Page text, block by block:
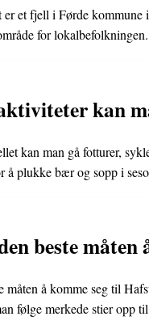
et fjell i Førde
for lokalbefolkningen.
kan
kan man gå fotturer,
å plukke bær og sopp i
beste
måten å komme seg til
følge merkede stier opp